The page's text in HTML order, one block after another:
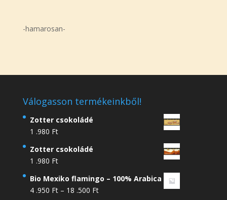
-hamarosan-
Válogasson termékeinkből!
Zotter csokoládé
1 .980 Ft
Zotter csokoládé
1 .980 Ft
Bio Mexiko flamingo – 100% Arabica
4 .950 Ft – 18 .500 FtÁrtartomány: